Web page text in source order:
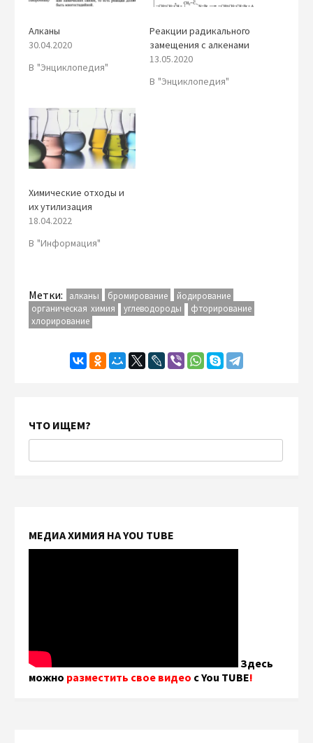
Алканы
30.04.2020
В "Энциклопедия"
Реакции радикального
замещения с алкенами
13.05.2020
В "Энциклопедия"
Химические отходы и
их утилизация
18.04.2022
В "Информация"
Метки: алканы бромирование
йодирование
органическая химия
углеводороды
фторирование
хлорирование
ЧТО ИЩЕМ?
МЕДИА ХИМИЯ НА YOU TUBE
Здесь
можно разместить свое видео с You TUBE!